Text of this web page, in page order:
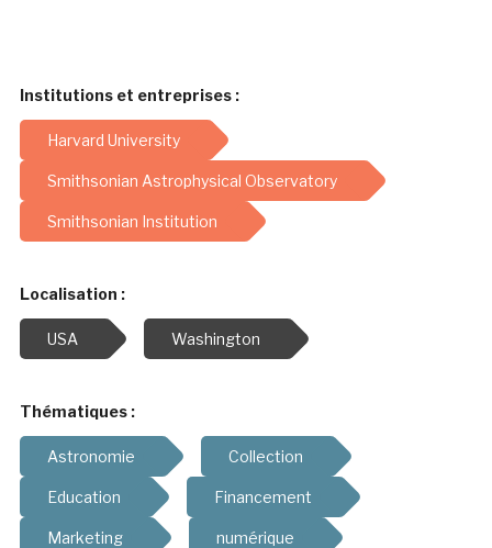
Institutions et entreprises :
Harvard University
Smithsonian Astrophysical Observatory
Smithsonian Institution
Localisation :
USA Washington
Thématiques :
Astronomie Collection
Education Financement
Marketing numérique